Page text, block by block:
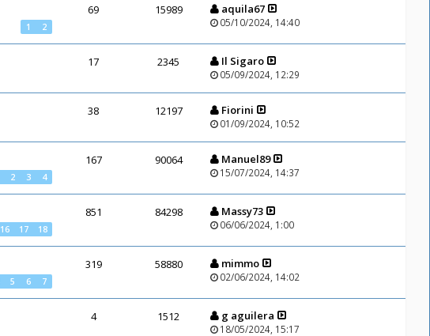
1 2
69 15989 aquila67
05/10/2024, 14:40
17 2345 Il Sigaro
05/09/2024, 12:29
38 12197 Fiorini
01/09/2024, 10:52
2 3 4
167 90064 Manuel89
15/07/2024, 14:37
16 17 18
851 84298 Massy73
06/06/2024, 1:00
5 6 7
319 58880 mimmo
02/06/2024, 14:02
4 1512 g aguilera
18/05/2024, 15:17